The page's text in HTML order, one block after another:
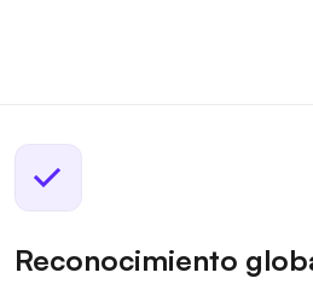
Reconocimiento